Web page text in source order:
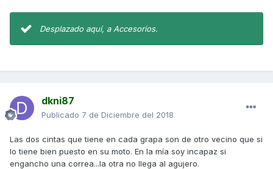
Desplazado aquí, a Accesorios.
dkni87
Publicado 7 de Diciembre del 2018
Las dos cintas que tiene en cada grapa son de otro vecino que si
lo tiene bien puesto en su moto. En la mía soy incapaz si
engancho una correa...la otra no llega al agujero.